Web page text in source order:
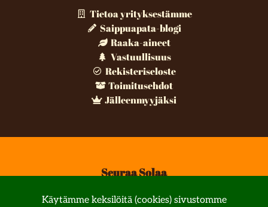
Tietoa yrityksestämme
Saippuapata-blogi
Raaka-aineet
Vastuullisuus
Rekisteriseloste
Toimitusehdot
Jälleenmyyjäksi
Seuraa Solaa